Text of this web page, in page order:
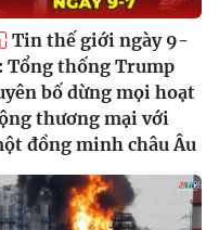
Tin thế giới ngày 9-
Tổng thống Trump
bố dừng mọi hoạt
thương mại với
đồng minh châu Âu